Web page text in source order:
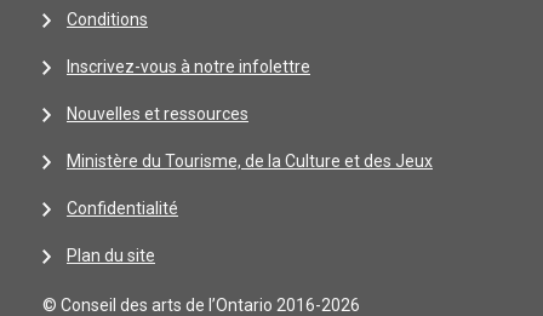
Conditions
Inscrivez-vous à notre infolettre
Nouvelles et ressources
Ministère du Tourisme, de la Culture et des Jeux
Confidentialité
Plan du site
© Conseil des arts de l’Ontario 2016-2026